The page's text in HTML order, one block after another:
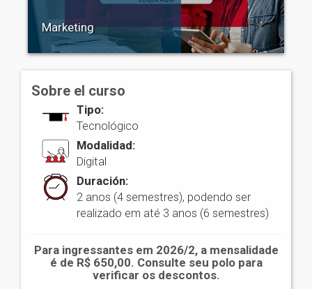
Marketing
Sobre el curso
Tipo:
Tecnológico
Modalidad:
Digital
Duración:
2 anos (4 semestres), podendo ser
realizado em até 3 anos (6 semestres)
Para ingressantes em 2026/2, a mensalidade
é de R$ 650,00. Consulte seu polo para
verificar os descontos.